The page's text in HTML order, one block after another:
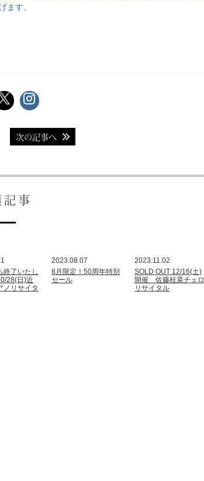
ます。
次の記事へ
記事
終了いたし
28(日)近
ノリサイタ
2023.08.07
8月限定！50周年特別
セール
2023.11.02
SOLD OUT 12/16(土)
開催 佐藤桂菜チェロ
リサイタル